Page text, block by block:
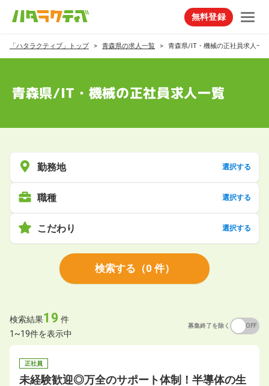
無料登録
「ハタラクティブ」トップ 青森県の求人一覧 青森県/IT・機械の正社員求人一覧
青森県/IT・機械の正社員求人一覧
勤務地 選択する
職種 選択する
こだわり 選択する
検索する （0 件）
検索結果19 件
1~19件を表示中
募集終了を除く OFF
正社員
未経験歓迎◎万全のサポート体制！半導体の生